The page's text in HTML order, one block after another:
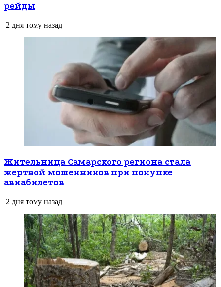
рейды
2 дня тому назад
Жительница Самарского региона стала
жертвой мошенников при покупке
авиабилетов
2 дня тому назад